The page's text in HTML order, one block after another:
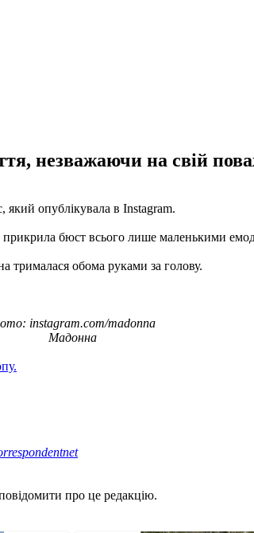
незважаючи на свій
опублікувала в Instagram.
бюст всього лише маленькими
трималася обома руками за голову.
instagram.com/madonna
Мадонна
про це редакцію.